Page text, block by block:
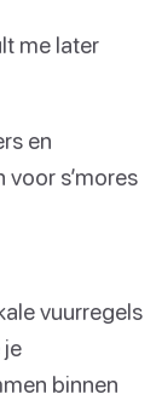
me later
en
s’mores
vuurregels
binnen